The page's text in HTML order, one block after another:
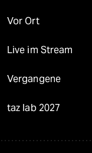
Vor Ort
Live im Stream
Vergangene
taz lab 2027